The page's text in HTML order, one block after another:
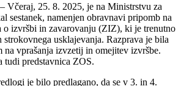
Včeraj, 25. 8. 2025, je na Ministrstvu za
sestanek, namenjen obravnavi pripomb na
o izvršbi in zavarovanju (ZIZ), ki je trenutno
usklajevanja. Razprava je bila
na vprašanja izvzetij in omejitev izvršbe.
tudi predstavnica ZOS.
je bilo predlagano, da se v 3. in 4.